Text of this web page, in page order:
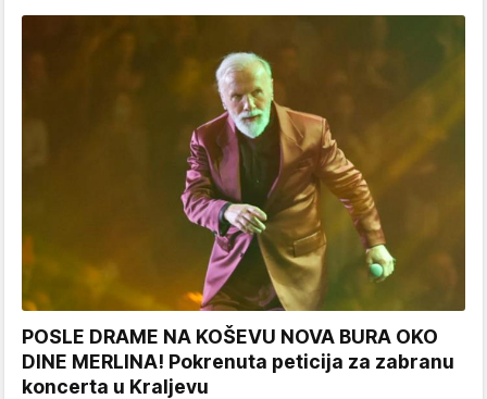
POSLE DRAME NA KOŠEVU NOVA BURA OKO
DINE MERLINA! Pokrenuta peticija za zabranu
koncerta u Kraljevu